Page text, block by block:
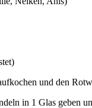
und den
in 1 Glas geben